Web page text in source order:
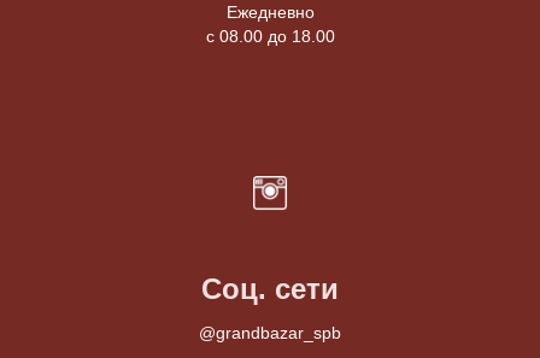
Ежедневно
с 08.00 до 18.00
Соц. сети
@grandbazar_spb